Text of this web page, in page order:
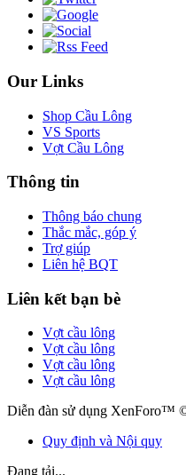
Our Links
Shop Cầu Lông
VS Sports
Vợt Cầu Lông
Thông tin
Thông báo chung
Thắc mắc, góp ý
Trợ giúp
Liên hệ BQT
Liên kết bạn bè
Vợt cầu lông
Vợt cầu lông
Vợt cầu lông
Vợt cầu lông
Diễn đàn sử dụng XenForo™
Quy định và Nội quy
Đang tải...